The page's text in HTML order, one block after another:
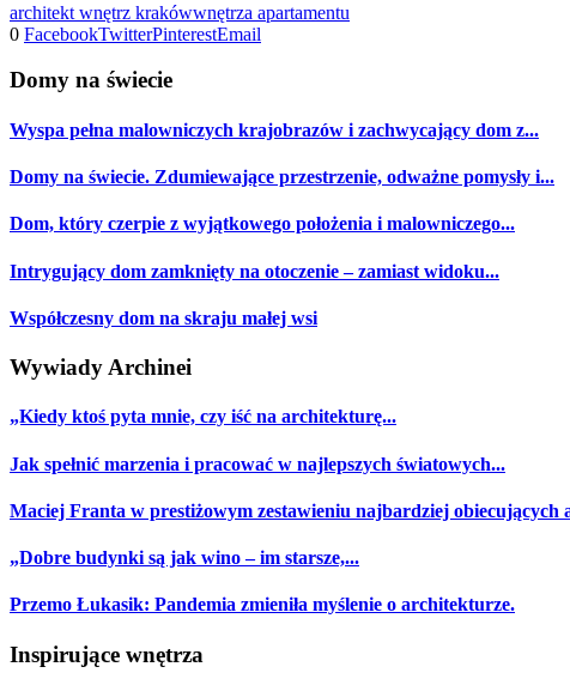
architekt wnętrz krakówwnętrza apartamentu
0 FacebookTwitterPinterestEmail
Domy na świecie
Wyspa pełna malowniczych krajobrazów i zachwycający dom z...
Domy na świecie. Zdumiewające przestrzenie, odważne pomysły i...
Dom, który czerpie z wyjątkowego położenia i malowniczego...
Intrygujący dom zamknięty na otoczenie – zamiast widoku...
Współczesny dom na skraju małej wsi
Wywiady Archinei
„Kiedy ktoś pyta mnie, czy iść na architekturę...
Jak spełnić marzenia i pracować w najlepszych światowych...
Maciej Franta w prestiżowym zestawieniu najbardziej obiecujących
„Dobre budynki są jak wino – im starsze,...
Przemo Łukasik: Pandemia zmieniła myślenie o architekturze.
Inspirujące wnętrza